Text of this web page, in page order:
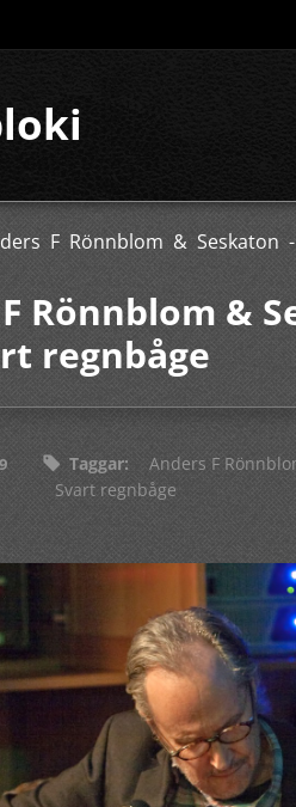
F Rönnblom & Seskaton
Rönnblom &
regnbåge
Taggar: Anders F
Svart regnbåge